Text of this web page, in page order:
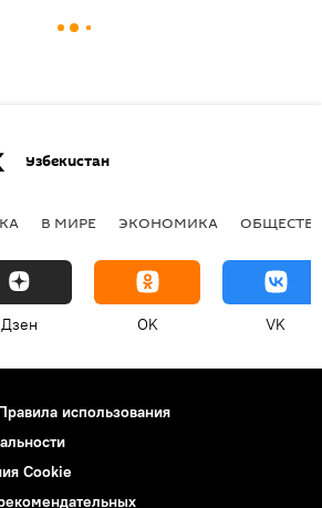
Узбекистан
В МИРЕ ЭКОНОМИКА
Дзен OK VK
использования
Cookie